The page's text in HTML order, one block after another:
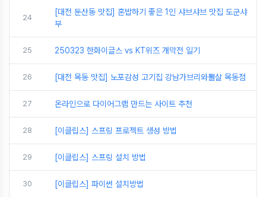
24
[대전 둔산동 맛집] 혼밥하기 좋은 1인 샤브샤브 맛집 도군샤
부
25 250323 한화이글스 vs KT위즈 개막전 일기
26 [대전 목동 맛집] 노포감성 고기집 강남가브리와뽈살 목동점
27 온라인으로 다이어그램 만드는 사이트 추천
28 [이클립스] 스프링 프로젝트 생성 방법
29 [이클립스] 스프링 설치 방법
30 [이클립스] 파이썬 설치방법